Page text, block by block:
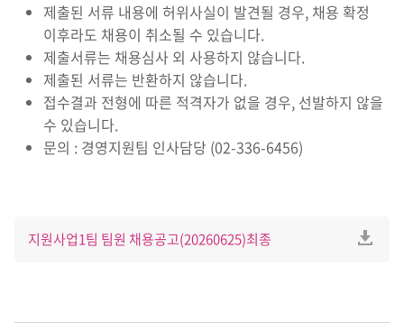
제출된 서류 내용에 허위사실이 발견될 경우, 채용 확정
이후라도 채용이 취소될 수 있습니다.
제출서류는 채용심사 외 사용하지 않습니다.
제출된 서류는 반환하지 않습니다.
접수결과 전형에 따른 적격자가 없을 경우, 선발하지 않을
수 있습니다.
문의 : 경영지원팀 인사담당 (02-336-6456)
지원사업1팀 팀원 채용공고(20260625)최종